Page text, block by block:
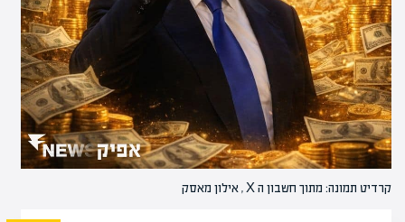
קרדיט תמונה: מתוך חשבון ה X , אילון מאסק